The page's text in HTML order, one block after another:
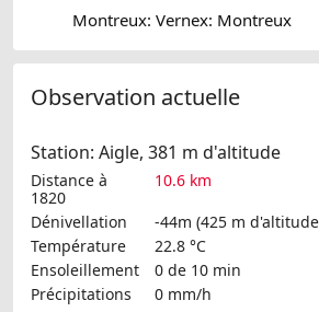
Montreux: Vernex: Montreux
Observation actuelle
Station: Aigle, 381 m d'altitude
Distance à
1820
10.6 km
Dénivellation
-44m (425 m
Température
22.8 °C
Ensoleillement
0 de 10 min
Précipitations
0 mm/h